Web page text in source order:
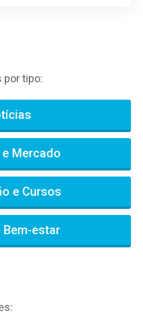
por tipo:
Mercado
e Cursos
Bem-estar